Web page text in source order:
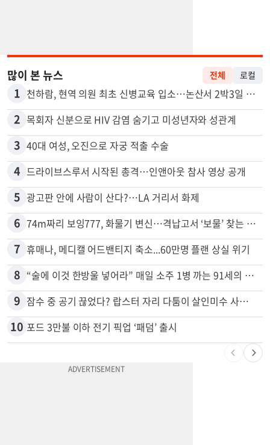
많이 본 뉴스 전체 로컬
1 천하람, 현역 의원 최초 신병교육 입소…논산서 2박3일 생활
2 목회자 신분으로 HIV 감염 숨기고 미성년자와 성관계
3 40대 여성, 오진으로 자궁 적출 수술
4 드라이브스루서 시작된 총격…인앤아웃 참사 영상 공개
5 광고판 안에 사람이 산다?…LA 거리서 화제
6 74m짜리 보잉777, 화물기 변신…격납고서 ‘보물’ 찾는 인천공항
7 휴매나, 메디캘 어드밴티지 축소...60만명 플랜 상실 위기
8 “술에 이것 한방울 넣어라” 매일 소주 1병 까는 91세의 철칙
9 잠수 중 공기 끊었다? 랍스터 자리 다툼이 살인미수 사건으로
10 포드 3만불 이하 전기 픽업 ‘패덤’ 출시